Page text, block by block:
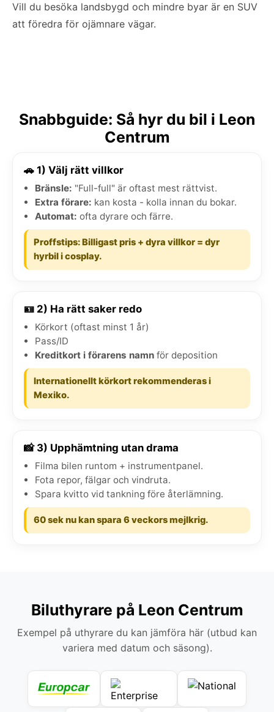
Vill du besöka landsbygd och mindre byar är en SUV
att föredra för ojämnare vägar.
Snabbguide: Så hyr du bil i Leon
Centrum
🚗 1) Välj rätt villkor
Bränsle: "Full-full" är oftast mest rättvist.
Extra förare: kan kosta - kolla innan du bokar.
Automat: ofta dyrare och färre.
Proffstips: Billigast pris + dyra villkor = dyr
hyrbil i cosplay.
🪪 2) Ha rätt saker redo
Körkort (oftast minst 1 år)
Pass/ID
Kreditkort i förarens namn för deposition
Internationellt körkort rekommenderas i
Mexiko.
📸 3) Upphämtning utan drama
Filma bilen runtom + instrumentpanel.
Fota repor, fälgar och vindruta.
Spara kvitto vid tankning före återlämning.
60 sek nu kan spara 6 veckors mejlkrig.
Biluthyrare på Leon Centrum
Exempel på uthyrare du kan jämföra här (utbud kan
variera med datum och säsong).